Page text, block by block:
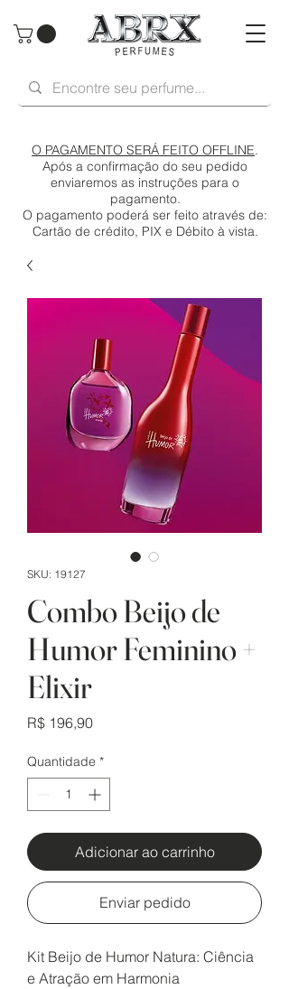
O PAGAMENTO SERÁ FEITO OFFLINE.
Após a confirmação do seu pedido
enviaremos as instruções para o
pagamento.
O pagamento poderá ser feito através de:
Cartão de crédito, PIX e Débito à vista.
SKU: 19127
Combo Beijo de
Humor Feminino +
Elixir
R$ 196,90Preço
Quantidade *
Adicionar ao carrinho
Enviar pedido
Kit Beijo de Humor Natura: Ciência
e Atração em Harmonia